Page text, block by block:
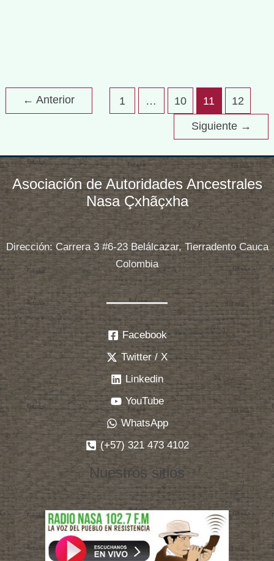
SAGRADO
← Anterior 1 … 10 11 12
Siguiente →
Asociación de Autoridades Ancestrales
Nasa Çxhãçxha
Dirección: Carrera 3 #6-23 Belálcazar, Tierradento Cauca
Colombia
Facebook
Twitter / X
Linkedin
YouTube
WhatsApp
(+57) 321 473 4102
Nuestros sitios